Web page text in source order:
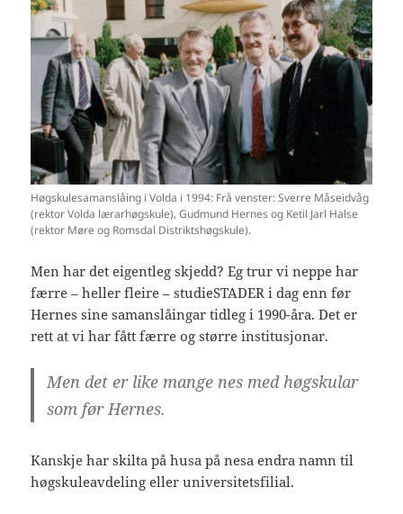
Høgskulesamanslåing i Volda i 1994: Frå venster: Sverre Måseidvåg
(rektor Volda lærarhøgskule), Gudmund Hernes og Ketil Jarl Halse
(rektor Møre og Romsdal Distriktshøgskule).
Men har det eigentleg skjedd? Eg trur vi neppe har
færre – heller fleire – studieSTADER i dag enn før
Hernes sine samanslåingar tidleg i 1990-åra. Det er
rett at vi har fått færre og større institusjonar.
Men det er like mange nes med høgskular
som før Hernes.
Kanskje har skilta på husa på nesa endra namn til
høgskuleavdeling eller universitetsfilial.